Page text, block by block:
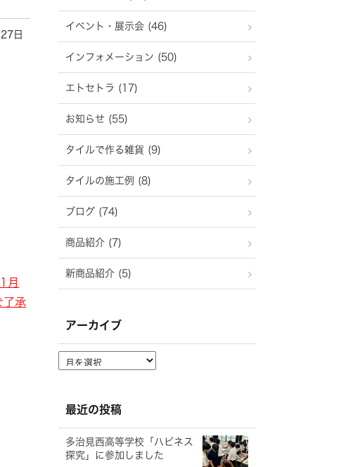
日
月
了承
イベント・展示会 (46)
インフォメーション (50)
エトセトラ (17)
お知らせ (55)
タイルで作る雑貨 (9)
タイルの施工例 (8)
ブログ (74)
商品紹介 (7)
新商品紹介 (5)
アーカイブ
ア
ー
ブ
最近の投稿
多治見西高等学校「ハピネス
探究」に参加しました